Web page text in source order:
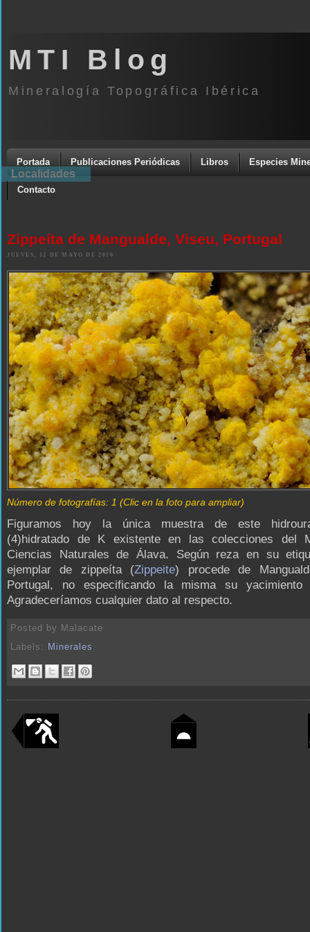
MTI Blog
Mineralogía Topográfica Ibérica
Portada Publicaciones Periódicas Libros Especies
Contacto
Zippeíta de Mangualde, Viseu, Portugal
JUEVES, 12 DE MAYO DE 2016
Número de fotografías: 1 (Clic en la foto para ampliar)
Figuramos hoy la única muestra de este
(4)hidratado de K existente en las colecciones del
Ciencias Naturales de Álava. Según reza en su
ejemplar de zippeíta (Zippeite) procede de
Portugal, no especificando la misma su yacimiento
Agradeceríamos cualquier dato al respecto.
Posted by Malacate
Labels:
Minerales
Localidades